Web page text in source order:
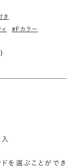
き
#Fカラー
を選ぶことができ